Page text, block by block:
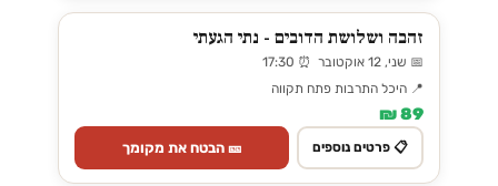
זהבה ושלושת הדובים - נתי הגעתי
📅 שני, 12 אוקטובר ⏰ 17:30
📍 היכל התרבות פתח תקווה
89 ₪
📋 פרטים נוספים 🎫 הבטח את מקומך